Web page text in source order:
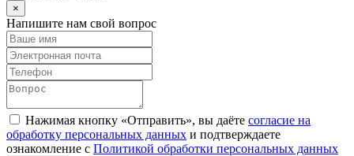
×
Напишите нам свой вопрос
Нажимая кнопку «Отправить», вы даёте согласие на
обработку персональных данных и подтверждаете
ознакомление с Политикой обработки персональных данных